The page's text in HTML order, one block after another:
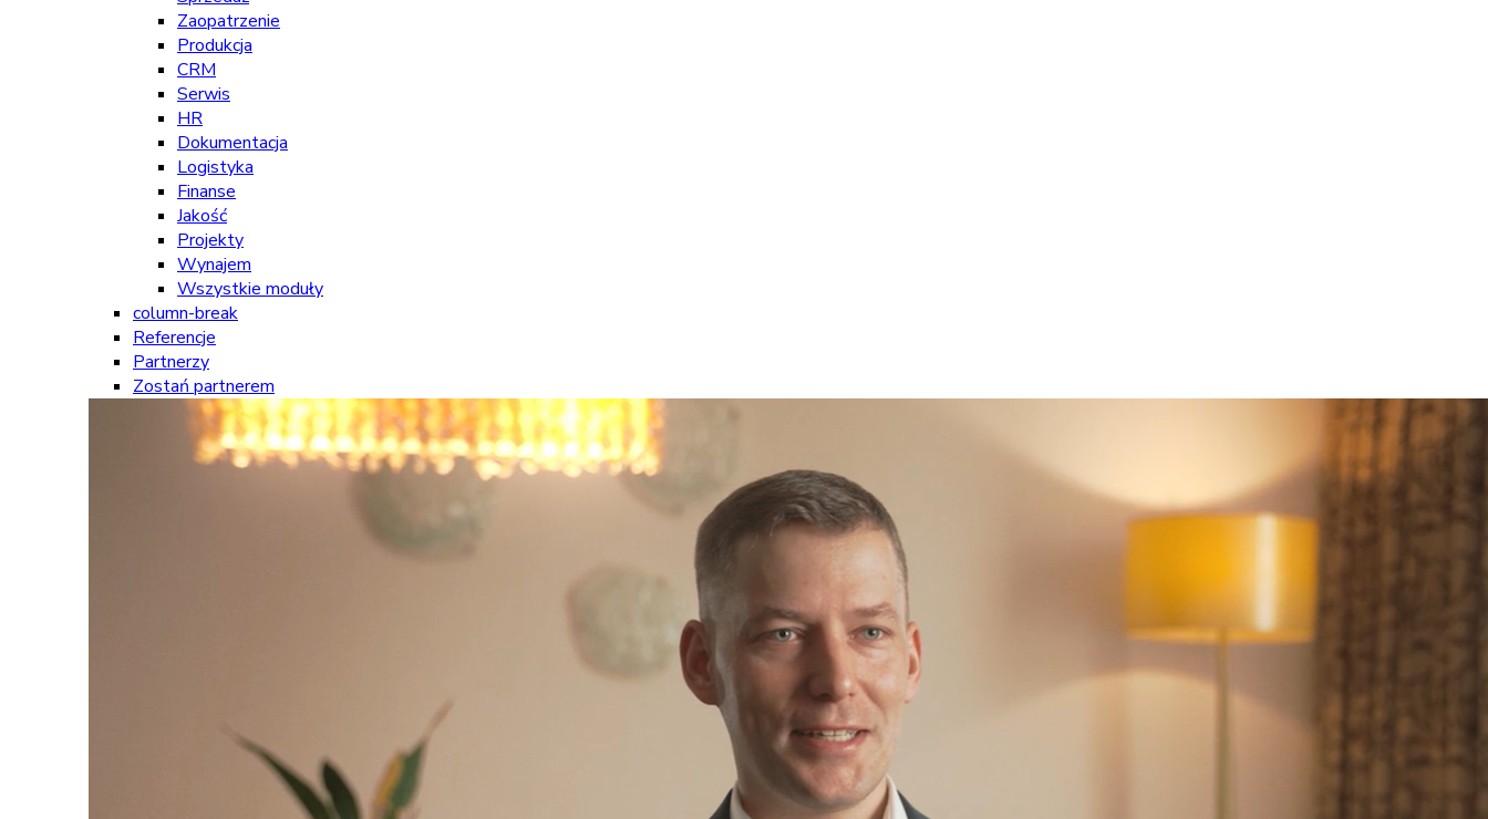
Zaopatrzenie
Produkcja
CRM
Serwis
HR
Dokumentacja
Logistyka
Finanse
Jakość
Projekty
Wynajem
Wszystkie moduły
column-break
Referencje
Partnerzy
Zostań partnerem